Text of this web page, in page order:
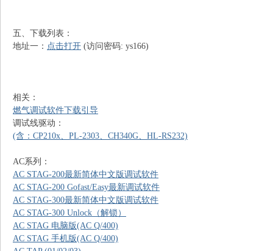
五、下载列表：
地址一： 点击打开 (访问密码: ys166)
相关：
燃气调试软件下载引导
调试线驱动：
(含：CP210x、PL-2303、CH340G、HL-RS232)
AC系列：
AC STAG-200最新简体中文版调试软件
AC STAG-200 Gofast/Easy最新调试软件
AC STAG-300最新简体中文版调试软件
AC STAG-300 Unlock（解锁）
AC STAG 电脑版(AC Q/400)
AC STAG 手机版(AC Q/400)